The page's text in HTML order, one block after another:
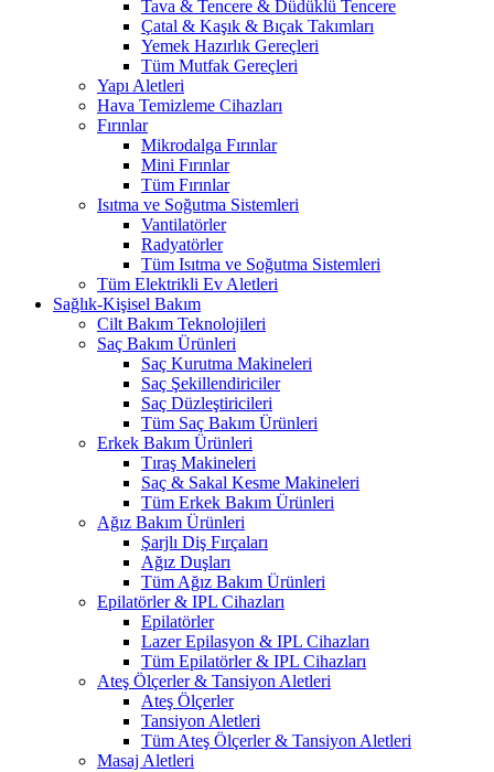
Tava & Tencere & Düdüklü Tencere
Çatal & Kaşık & Bıçak Takımları
Yemek Hazırlık Gereçleri
Tüm Mutfak Gereçleri
Yapı Aletleri
Hava Temizleme Cihazları
Fırınlar
Mikrodalga Fırınlar
Mini Fırınlar
Tüm Fırınlar
Isıtma ve Soğutma Sistemleri
Vantilatörler
Radyatörler
Tüm Isıtma ve Soğutma Sistemleri
Tüm Elektrikli Ev Aletleri
Sağlık-Kişisel Bakım
Cilt Bakım Teknolojileri
Saç Bakım Ürünleri
Saç Kurutma Makineleri
Saç Şekillendiriciler
Saç Düzleştiricileri
Tüm Saç Bakım Ürünleri
Erkek Bakım Ürünleri
Tıraş Makineleri
Saç & Sakal Kesme Makineleri
Tüm Erkek Bakım Ürünleri
Ağız Bakım Ürünleri
Şarjlı Diş Fırçaları
Ağız Duşları
Tüm Ağız Bakım Ürünleri
Epilatörler & IPL Cihazları
Epilatörler
Lazer Epilasyon & IPL Cihazları
Tüm Epilatörler & IPL Cihazları
Ateş Ölçerler & Tansiyon Aletleri
Ateş Ölçerler
Tansiyon Aletleri
Tüm Ateş Ölçerler & Tansiyon Aletleri
Masaj Aletleri